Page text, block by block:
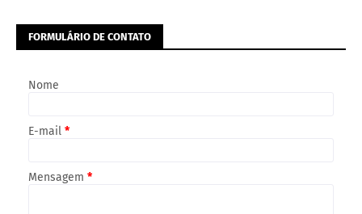
FORMULÁRIO DE CONTATO
Nome
E-mail *
Mensagem *